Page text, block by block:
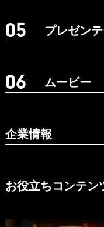
プレゼン
ムービー
企業情報
お役立ちコンテン